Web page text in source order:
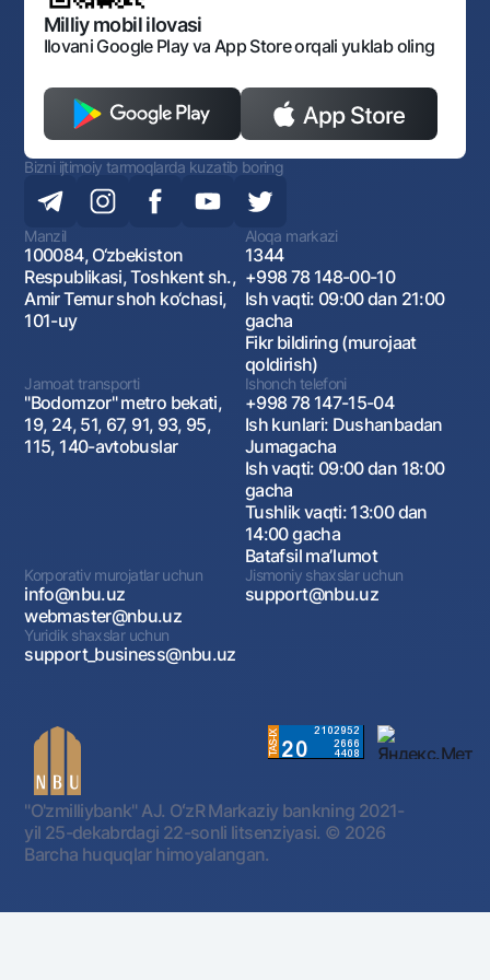
Monopoliyaga qarshi komplaens
Milliy mobil ilovasi
Ilovani Google Play va App Store orqali yuklab oling
Bizni ijtimoiy tarmoqlarda kuzatib boring
Manzil
100084, O‘zbekiston
Respublikasi, Toshkent sh.,
Amir Temur shoh ko‘chasi,
101-uy
Aloqa markazi
1344
+998 78 148-00-10
Ish vaqti: 09:00 dan 21:00
gacha
Fikr bildiring (murojaat
qoldirish)
Jamoat transporti
"Bodomzor" metro bekati,
19, 24, 51, 67, 91, 93, 95,
115, 140-avtobuslar
Ishonch telefoni
+998 78 147-15-04
Ish kunlari: Dushanbadan
Jumagacha
Ish vaqti: 09:00 dan 18:00
gacha
Tushlik vaqti: 13:00 dan
14:00 gacha
Batafsil maʼlumot
Korporativ murojatlar uchun
info@nbu.uz
webmaster@nbu.uz
Jismoniy shaxslar uchun
support@nbu.uz
Yuridik shaxslar uchun
support_business@nbu.uz
"O'zmilliybank" AJ. OʻzR Markaziy bankning 2021-
yil 25-dekabrdagi 22-sonli litsenziyasi. © 2026
Barcha huquqlar himoyalangan.